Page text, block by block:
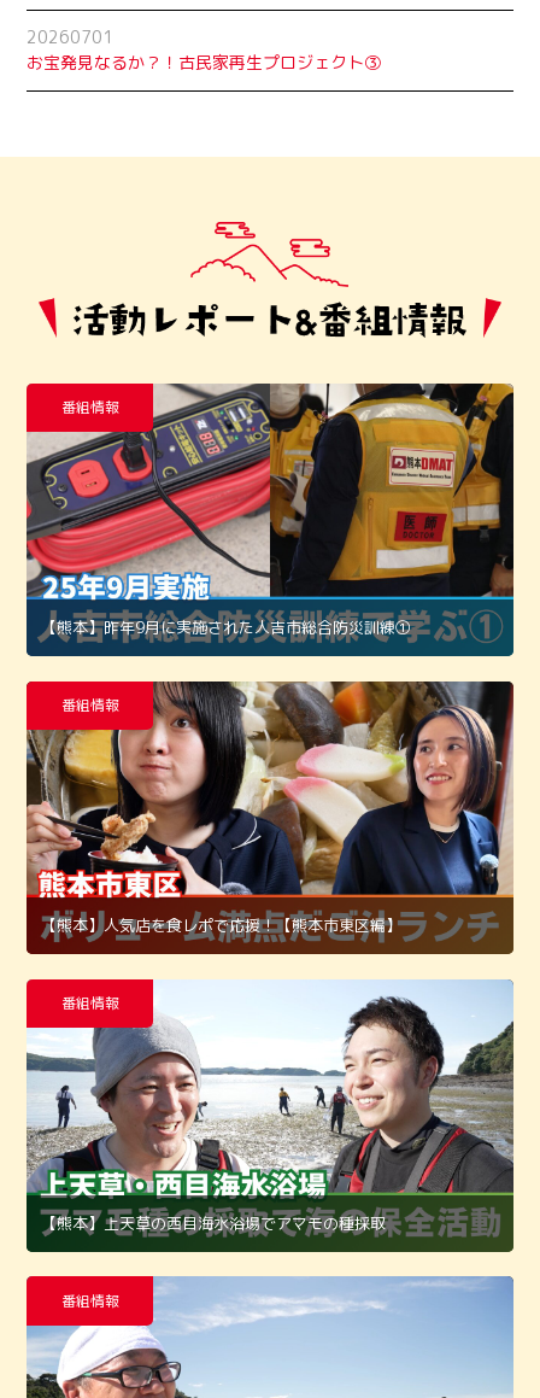
20260701
お宝発見なるか？！古民家再生プロジェクト➂
番組情報
【熊本】昨年9月に実施された人吉市総合防災訓練①
番組情報
【熊本】人気店を食レポで応援！【熊本市東区編】
番組情報
【熊本】上天草の西目海水浴場でアマモの種採取
番組情報